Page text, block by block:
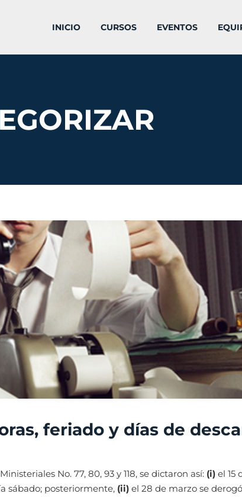
INICIO CURSOS EVENTOS
feriado y días de
No. 77, 80, 93 y 118, se dictaron así: (i) el 15
sábado; posteriormente, (ii) el 28 de marzo se